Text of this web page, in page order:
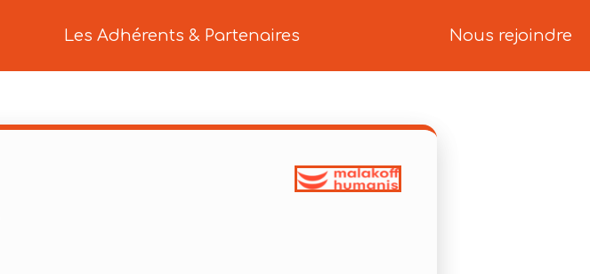
Les Adhérents & Partenaires Nous rejoindre